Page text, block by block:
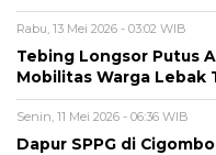
Rabu, 13 Mei 2026 - 03:02 WIB
Tebing Longsor Putus
Mobilitas Warga Lebak
Senin, 11 Mei 2026 - 06:36 WIB
Dapur SPPG di